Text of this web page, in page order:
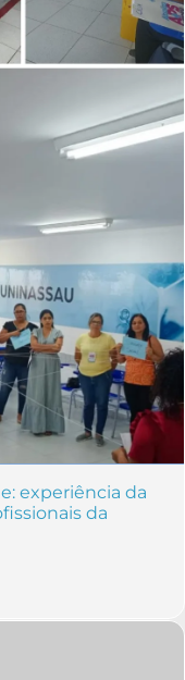
experiência da
da